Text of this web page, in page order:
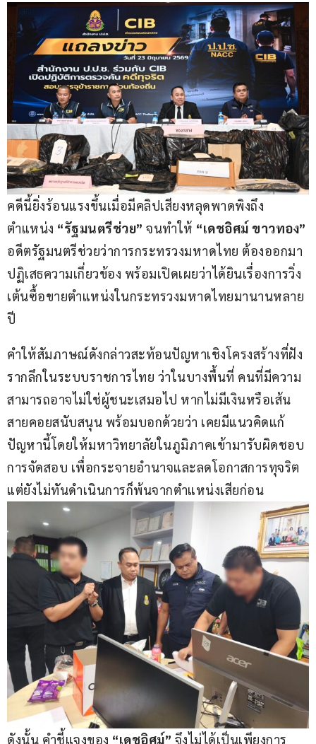
คดีนี้ยิ่งร้อนแรงขึ้นเมื่อมีคลิปเสียงหลุดพาดพิงถึง
ตำแหน่ง “รัฐมนตรีช่วย” จนทำให้ “เดชอิศม์ ขาวทอง”
อดีตรัฐมนตรีช่วยว่าการกระทรวงมหาดไทย ต้องออกมา
ปฏิเสธความเกี่ยวข้อง พร้อมเปิดเผยว่าได้ยินเรื่องการวิ่ง
เต้นซื้อขายตำแหน่งในกระทรวงมหาดไทยมานานหลาย
ปี
คำให้สัมภาษณ์ดังกล่าวสะท้อนปัญหาเชิงโครงสร้างที่ฝัง
รากลึกในระบบราชการไทย ว่าในบางพื้นที่ คนที่มีความ
สามารถอาจไม่ใช่ผู้ชนะเสมอไป หากไม่มีเงินหรือเส้น
สายคอยสนับสนุน พร้อมบอกด้วยว่า เคยมีแนวคิดแก้
ปัญหานี้โดยให้มหาวิทยาลัยในภูมิภาคเข้ามารับผิดชอบ
การจัดสอบ เพื่อกระจายอำนาจและลดโอกาสการทุจริต
แต่ยังไม่ทันดำเนินการก็พ้นจากตำแหน่งเสียก่อน
ดังนั้น คำชี้แจงของ “เดชอิศม์” จึงไม่ได้เป็นเพียงการ